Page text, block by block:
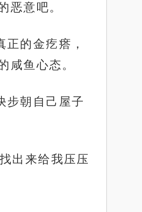
恶意吧。
的金疙瘩，
咸鱼心态。
步朝自己屋子
出来给我压压